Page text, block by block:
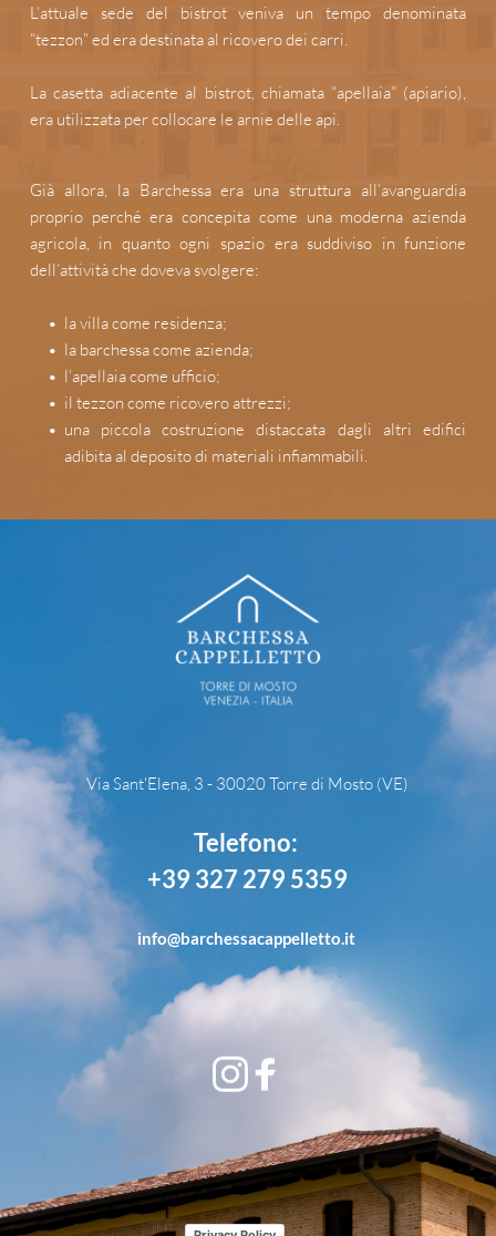
L’attuale sede del bistrot veniva un tempo denominata
“tezzon” ed era destinata al ricovero dei carri.
La casetta adiacente al bistrot, chiamata “apellaia” (apiario),
era utilizzata per collocare le arnie delle api.
Già allora, la Barchessa era una struttura all’avanguardia
proprio perché era concepita come una moderna azienda
agricola, in quanto ogni spazio era suddiviso in funzione
dell’attività che doveva svolgere:
la villa come residenza;
la barchessa come azienda;
l’apellaia come ufficio;
il tezzon come ricovero attrezzi;
una piccola costruzione distaccata dagli altri edifici
adibita al deposito di materiali infiammabili.
Via Sant'Elena, 3 - 30020 Torre di Mosto (VE)
Telefono:
+39 327 279 5359
info@barchessacappelletto.it